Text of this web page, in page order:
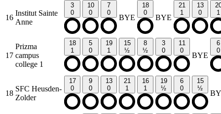
16
Institut Sainte
Anne
3
0
10
0
7
0
BYE
18
0
BYE
21
1
13
0
1
17
Prizma
campus
college 1
18
1
5
0
19
1
15
½
8
½
3
0
11
0
BYE
6
0
18
SFC Heusden-
Zolder
17
0
9
0
13
0
21
1
16
1
19
½
6
0
15
½